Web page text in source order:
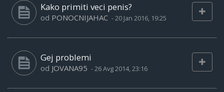
Kako primiti veci penis?
od PONOCNIJAHAC -20 Jan 2016, 19:25
Gej problemi
od JOVANA95 -26 Avg 2014, 23:16